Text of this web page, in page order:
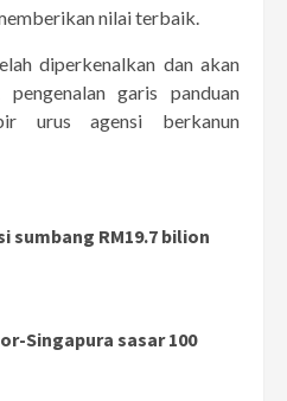
nilai terbaik.
diperkenalkan dan akan
garis panduan
urus agensi berkanun
sumbang RM19.7 bilion
Singapura sasar 100